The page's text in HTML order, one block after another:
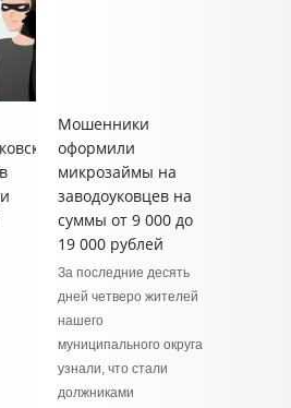
Мошенники
оформили
микрозаймы на
заводоуковцев на
суммы от 9 000 до
19 000 рублей
За последние десять
дней четверо жителей
нашего
муниципального округа
узнали, что стали
должниками